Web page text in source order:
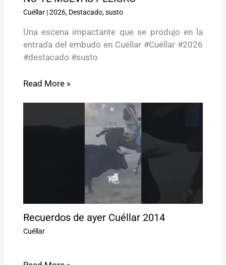
Cuéllar|2026, Destacado,susto
Una escena impactante que se produjo en la
entrada del embudo en Cuéllar #Cuéllar #2026
#destacado #susto
Read More »
Recuerdos de ayer Cuéllar 2014
Cuéllar